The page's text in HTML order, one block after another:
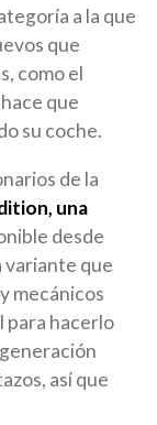
a la que
que
como el
que
su coche.
de la
una
desde
variante que
mecánicos
para hacerlo
así que